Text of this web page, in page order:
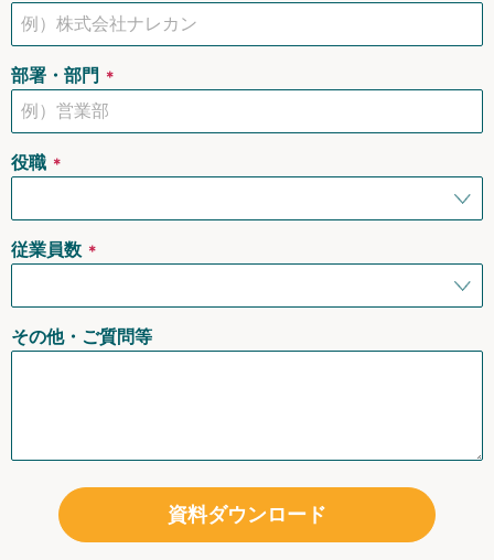
部署・部門 ＊
役職 ＊
従業員数 ＊
その他・ご質問等
資料ダウンロード